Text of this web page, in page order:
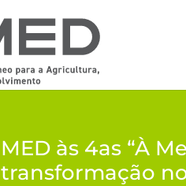
MED às 4as “À
transformação